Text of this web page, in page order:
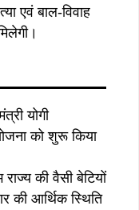
एवं बाल-विवाह
योगी
को शुरू किया
की वैसी बेटियों
की आर्थिक स्थिति